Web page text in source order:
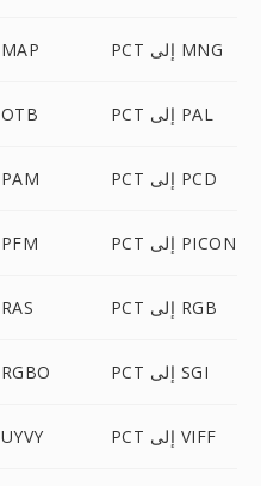
PCT إلى MAP PCT إلى MNG
PCT إلى OTB PCT إلى PAL
PCT إلى PAM PCT إلى PCD
PCT إلى PFM PCT إلى PICON
PCT إلى RAS PCT إلى RGB
PCT إلى RGBO PCT إلى SGI
PCT إلى UYVY PCT إلى VIFF